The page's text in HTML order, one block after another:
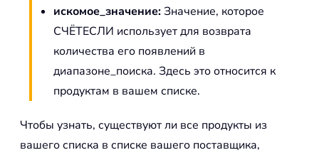
искомое_значение:Значение, которое
СЧЁТЕСЛИ использует для возврата
количества его появлений в
диапазоне_поиска. Здесь это относится к
продуктам в вашем списке.
Чтобы узнать, существуют ли все продукты из
вашего списка в списке вашего поставщика,